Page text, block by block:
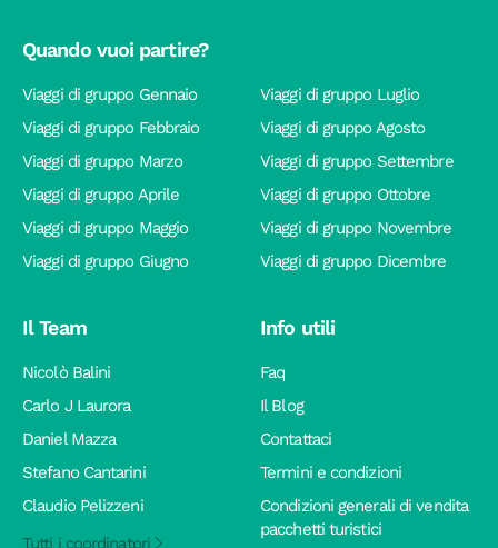
Quando vuoi partire?
Viaggi di gruppo Gennaio
Viaggi di gruppo Febbraio
Viaggi di gruppo Marzo
Viaggi di gruppo Aprile
Viaggi di gruppo Maggio
Viaggi di gruppo Giugno
Viaggi di gruppo Luglio
Viaggi di gruppo Agosto
Viaggi di gruppo Settembre
Viaggi di gruppo Ottobre
Viaggi di gruppo Novembre
Viaggi di gruppo Dicembre
Il Team
Nicolò Balini
Carlo J Laurora
Daniel Mazza
Stefano Cantarini
Claudio Pelizzeni
Tutti i coordinatori
Info utili
Faq
Il Blog
Contattaci
Termini e condizioni
Condizioni generali di vendita
pacchetti turistici